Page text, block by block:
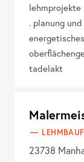
lehmprojekte
. planung
tadelakt
23738